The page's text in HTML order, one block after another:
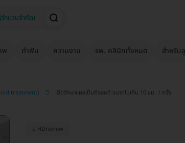
พ ทำฟัน ความงาม รพ. คลินิกทั้งหมด สำหรับ
treatment) ฉีดรักษาแผลเป็นคีลอยด์ ขนาดไม่เกิน 10 ซม. 1 ครั้ง
มี HDreview